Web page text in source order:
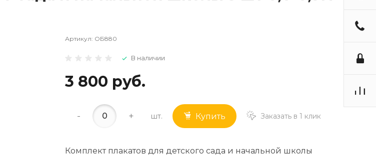
Артикул: ОБ880
В наличии
3 800 руб.
- + шт. Купить Заказать в 1 клик
Комплект плакатов для детского сада и начальной школы